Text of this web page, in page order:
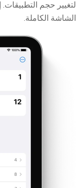
لتغيير حجم
الشاشة الكاملة.